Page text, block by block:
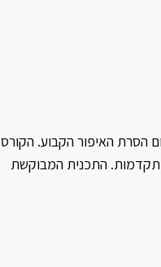
הסרת האיפור הקבוע. הקורס
התכנית המבוקשת